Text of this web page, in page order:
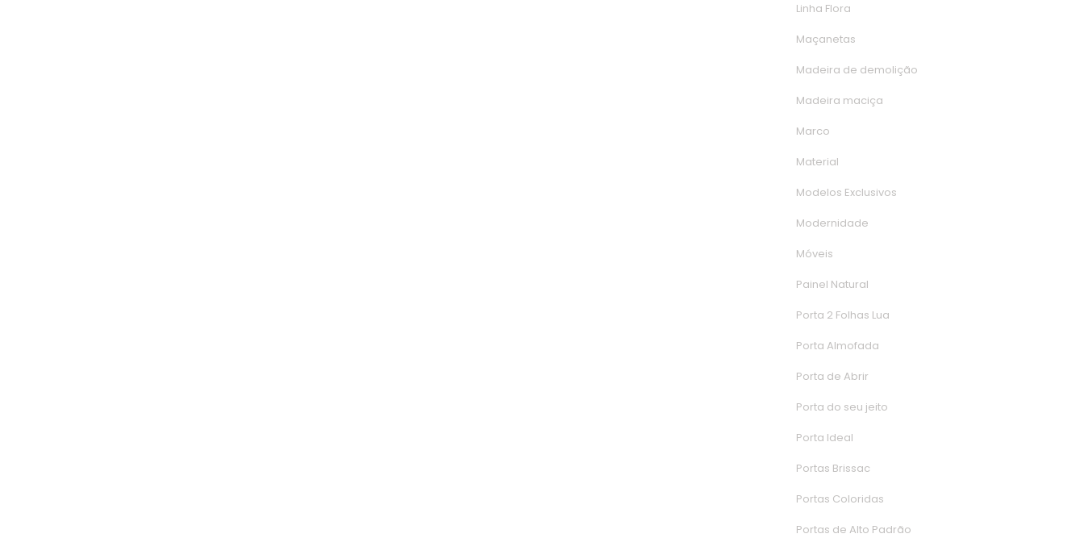
Linha Flora
Maçaneta
Madeira de demolição
Madeira maciça
Marco
Material
Modelos Exclusivo
Modernidade
Móvei
Painel Natural
Porta 2 Folhas Lua
Porta Almofada
Porta de Abrir
Porta do seu jeito
Porta Ideal
Portas Brissac
Portas Colorida
Portas de Alto Padrão